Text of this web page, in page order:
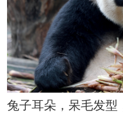
兔子耳朵，呆毛发型